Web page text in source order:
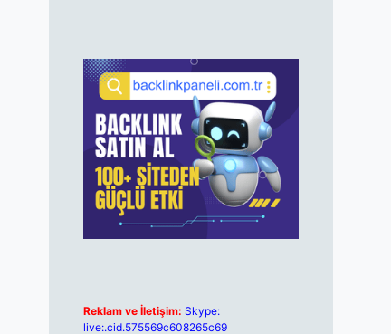
Reklam ve İletişim: Skype:
live:.cid.575569c608265c69